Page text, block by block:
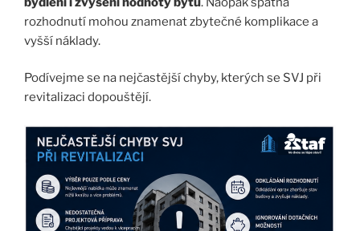
rozhodnutí mohou znamenat zbytečné komplikace a
vyšší náklady.
Podívejme se na nejčastější chyby, kterých se SVJ při
revitalizaci dopouštějí.